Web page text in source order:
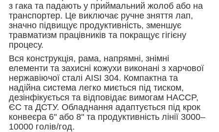
з гака та падають у приймальний жолоб або на
транспортер. Це виключає ручне зняття лап,
значно підвищує продуктивність, зменшує
травматизм працівників та покращує гігієну
процесу.
Вся конструкція, рама, напрямні, знімні
елементи та захисні кожухи виконані з харчової
нержавіючої сталі AISI 304. Компактна та
надійна система легко миється під тиском,
дезінфікується та відповідає вимогам HACCP,
ЄС та ДСТУ. Обладнання адаптується під крок
конвеєра 6" або 8" та продуктивність лінії 3000–
10000 голів/год.